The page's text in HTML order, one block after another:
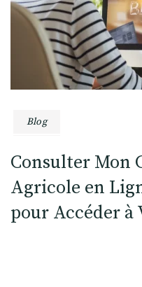
Blog
Consulter Mon
Agricole en
pour Accéder à